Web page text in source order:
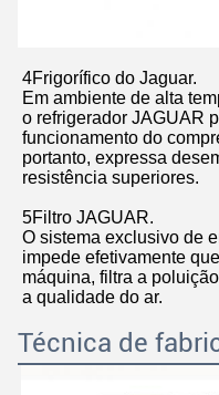
4Frigorífico do Jaguar.
Em ambiente de alta
o refrigerador JAGUAR
funcionamento do
portanto, expressa
resistência superiores.
5Filtro JAGUAR.
O sistema exclusivo de
impede efetivamente
máquina, filtra a
a qualidade do ar.
Técnica de